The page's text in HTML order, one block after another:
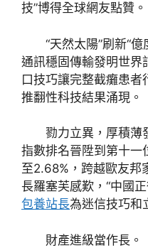
技”博得全球網友點贊。
“天然太陽”刷新“
通訊穩固傳輸發明世界
口技巧讓完整截癱患
推翻性科技結果涌現。
勠力立異，厚積
指數排名晉陞到第十一
至2.68%，跨越歐友邦
長羅塞芙感歎，“中國
包養站長為迷信技巧和
財產進級當作長。